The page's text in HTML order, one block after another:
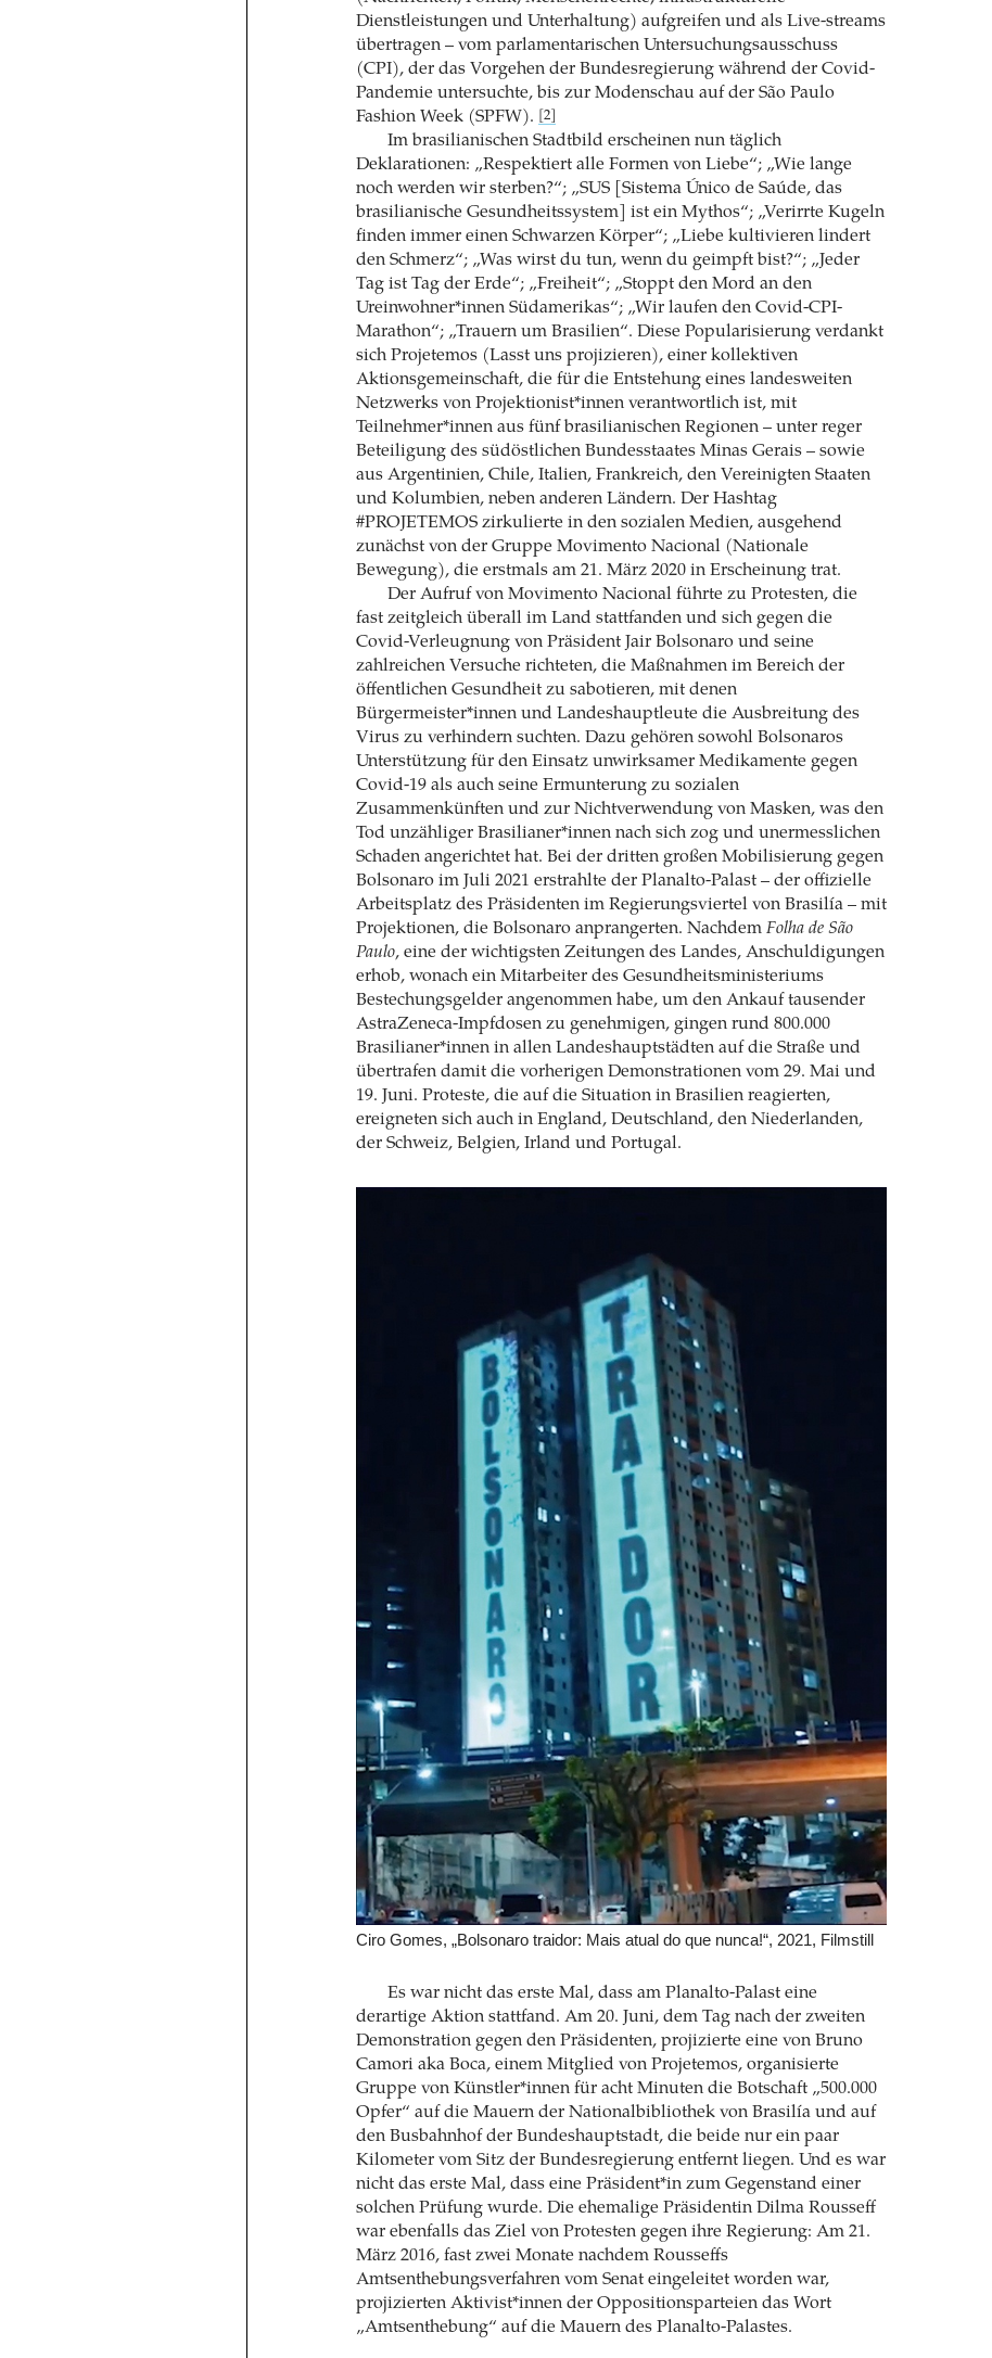
Dienstleistungen und Unterhaltung) aufgreifen und als Live-streams
übertragen – vom parlamentarischen Untersuchungsausschuss
(CPI), der das Vorgehen der Bundesregierung während der Covid-
Pandemie untersuchte, bis zur Modenschau auf der São Paulo
Fashion Week (SPFW).
[2]
Im brasilianischen Stadtbild erscheinen nun täglich
Deklarationen: „Respektiert alle Formen von Liebe“; „Wie lange
noch werden wir sterben?“; „SUS [Sistema Único de Saúde, das
brasilianische Gesundheitssystem] ist ein Mythos“; „Verirrte Kugeln
finden immer einen Schwarzen Körper“; „Liebe kultivieren lindert
den Schmerz“; „Was wirst du tun, wenn du geimpft bist?“; „Jeder
Tag ist Tag der Erde“; „Freiheit“; „Stoppt den Mord an den
Ureinwohner*innen Südamerikas“; „Wir laufen den Covid-CPI-
Marathon“; „Trauern um Brasilien“. Diese Popularisierung verdankt
sich Projetemos (Lasst uns projizieren), einer kollektiven
Aktionsgemeinschaft, die für die Entstehung eines landesweiten
Netzwerks von Projektionist*innen verantwortlich ist, mit
Teilnehmer*innen aus fünf brasilianischen Regionen – unter reger
Beteiligung des südöstlichen Bundesstaates Minas Gerais – sowie
aus Argentinien, Chile, Italien, Frankreich, den Vereinigten Staaten
und Kolumbien, neben anderen Ländern. Der Hashtag
#PROJETEMOS zirkulierte in den sozialen Medien, ausgehend
zunächst von der Gruppe Movimento Nacional (Nationale
Bewegung), die erstmals am 21. März 2020 in Erscheinung trat.
Der Aufruf von Movimento Nacional führte zu Protesten, die
fast zeitgleich überall im Land stattfanden und sich gegen die
Covid-Verleugnung von Präsident Jair Bolsonaro und seine
zahlreichen Versuche richteten, die Maßnahmen im Bereich der
öffentlichen Gesundheit zu sabotieren, mit denen
Bürgermeister*innen und Landeshauptleute die Ausbreitung des
Virus zu verhindern suchten. Dazu gehören sowohl Bolsonaros
Unterstützung für den Einsatz unwirksamer Medikamente gegen
Covid-19 als auch seine Ermunterung zu sozialen
Zusammenkünften und zur Nichtverwendung von Masken, was den
Tod unzähliger Brasilianer*innen nach sich zog und unermesslichen
Schaden angerichtet hat. Bei der dritten großen Mobilisierung gegen
Bolsonaro im Juli 2021 erstrahlte der Planalto-Palast – der offizielle
Arbeitsplatz des Präsidenten im Regierungsviertel von Brasilía – mit
Projektionen, die Bolsonaro anprangerten. Nachdem Folha de São
Paulo, eine der wichtigsten Zeitungen des Landes, Anschuldigungen
erhob, wonach ein Mitarbeiter des Gesundheitsministeriums
Bestechungsgelder angenommen habe, um den Ankauf tausender
AstraZeneca-Impfdosen zu genehmigen, gingen rund 800.000
Brasilianer*innen in allen Landeshauptstädten auf die Straße und
übertrafen damit die vorherigen Demonstrationen vom 29. Mai und
19. Juni. Proteste, die auf die Situation in Brasilien reagierten,
ereigneten sich auch in England, Deutschland, den Niederlanden,
der Schweiz, Belgien, Irland und Portugal.
Ciro Gomes, „Bolsonaro traidor: Mais atual do que nunca!“, 2021, Filmstill
Es war nicht das erste Mal, dass am Planalto-Palast eine
derartige Aktion stattfand. Am 20. Juni, dem Tag nach der zweiten
Demonstration gegen den Präsidenten, projizierte eine von Bruno
Camori aka Boca, einem Mitglied von Projetemos, organisierte
Gruppe von Künstler*innen für acht Minuten die Botschaft „500.000
Opfer“ auf die Mauern der Nationalbibliothek von Brasilía und auf
den Busbahnhof der Bundeshauptstadt, die beide nur ein paar
Kilometer vom Sitz der Bundesregierung entfernt liegen. Und es war
nicht das erste Mal, dass eine Präsident*in zum Gegenstand einer
solchen Prüfung wurde. Die ehemalige Präsidentin Dilma Rousseff
war ebenfalls das Ziel von Protesten gegen ihre Regierung: Am 21.
März 2016, fast zwei Monate nachdem Rousseffs
Amtsenthebungsverfahren vom Senat eingeleitet worden war,
projizierten Aktivist*innen der Oppositionsparteien das Wort
„Amtsenthebung“ auf die Mauern des Planalto-Palastes.